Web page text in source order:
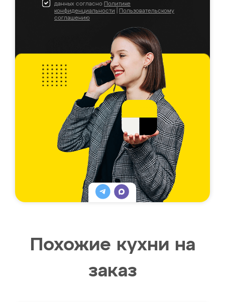
данных согласно Политике
конфиденциальности
Пользовательскому
соглашению
Похожие кухни на
заказ